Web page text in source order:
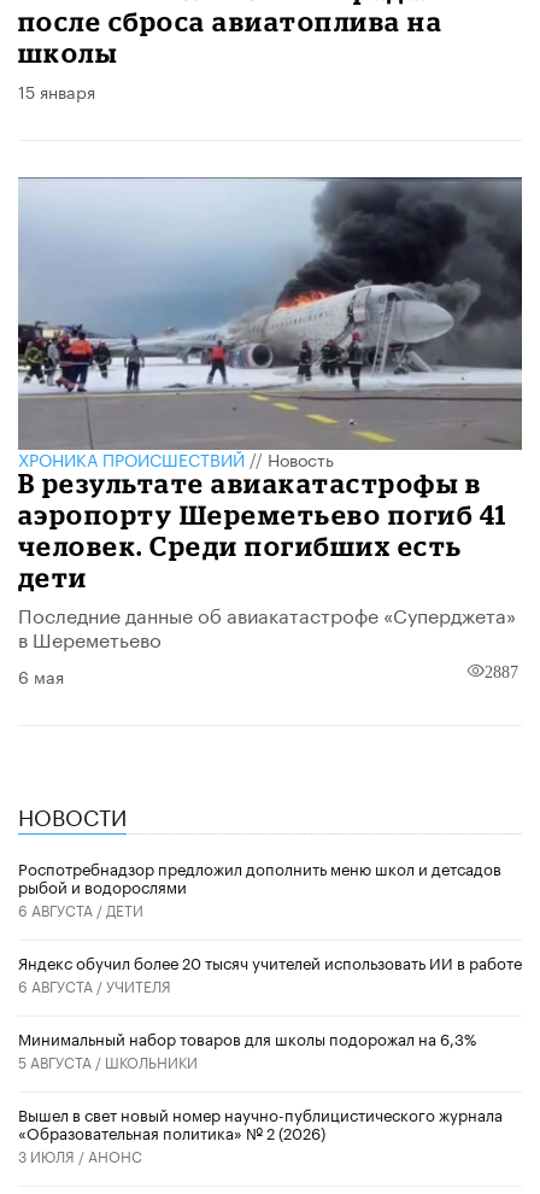
после сброса авиатоплива на
школы
15 января
ХРОНИКА ПРОИСШЕСТВИЙ//Новость
В результате авиакатастрофы в
аэропорту Шереметьево погиб 41
человек. Среди погибших есть
дети
Последние данные об авиакатастрофе «Суперджета»
в Шереметьево
6 мая 2887
НОВОСТИ
Роспотребнадзор предложил дополнить меню школ и детсадов
рыбой и водорослями
6 АВГУСТА / ДЕТИ
​Яндекс обучил более 20 тысяч учителей использовать ИИ в работе
6 АВГУСТА /УЧИТЕЛЯ
Минимальный набор товаров для школы подорожал на 6,3%
5 АВГУСТА / ШКОЛЬНИКИ
Вышел в свет новый номер научно-публицистического журнала
«Образовательная политика» № 2 (2026)
3 ИЮЛЯ / АНОНС